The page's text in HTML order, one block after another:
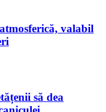
valabil
să dea